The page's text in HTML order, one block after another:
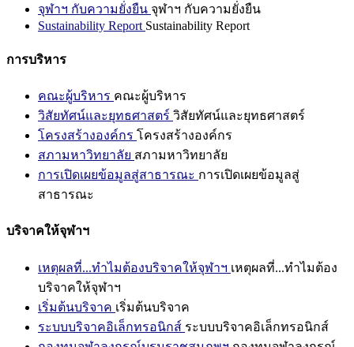
จุฬาฯ กับความยั่งยืน จุฬาฯ กับความยั่งยืน
Sustainability Report Sustainability Report
การบริหาร
คณะผู้บริหาร คณะผู้บริหาร
วิสัยทัศน์และยุทธศาสตร์ วิสัยทัศน์และยุทธศาสตร์
โครงสร้างองค์กร โครงสร้างองค์กร
สภามหาวิทยาลัย สภามหาวิทยาลัย
การเปิดเผยข้อมูลสู่สาธารณะ การเปิดเผยข้อมูลสู่
สาธารณะ
บริจาคให้จุฬาฯ
เหตุผลที่...ทำไมต้องบริจาคให้จุฬาฯ เหตุผลที่...ทำไมต้อง
บริจาคให้จุฬาฯ
เริ่มต้นบริจาค เริ่มต้นบริจาค
ระบบบริจาคอิเล็กทรอนิกส์ ระบบบริจาคอิเล็กทรอนิกส์